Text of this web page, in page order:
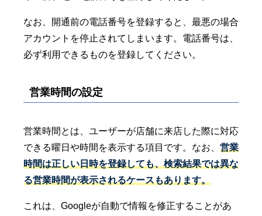
なお、開通前の電話番号を登録すると、最悪の場合
アカウントを停止されてしまいます。電話番号は、
必ず利用できるものを登録してください。
営業時間の設定
営業時間とは、ユーザーが店舗に来店した際に対応
できる曜日や時間を表示する項目です。なお、 営業
時間は正しい日時を登録しても、検索結果では異な
る営業時間が表示されるケースもあります。
これは、Googleが自動で情報を修正することがあ